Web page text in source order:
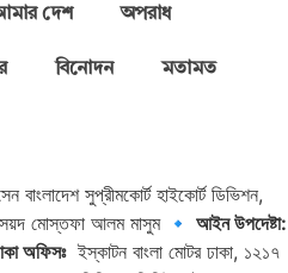
দেশ অপরাধ
বিনোদন মতামত
সুপ্রীমকোর্ট হাইকোর্ট ডিভিশন,
মোস্তফা আলম মাসুম 🔹 আইন উপদেষ্টা:
অফিসঃইস্কাটন বাংলা মোটর ঢাকা, ১২১৭